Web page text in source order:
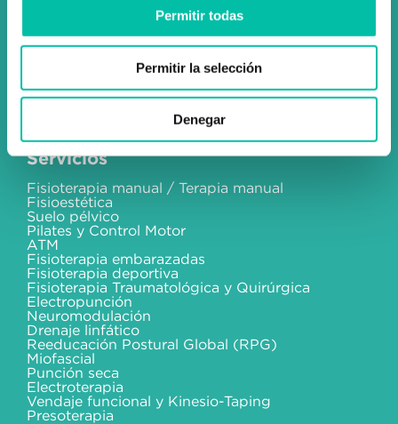
Permitir todas
Permitir la selección
Denegar
Instagram
Facebook
Servicios
Fisioterapia manual / Terapia manual
Fisioestética
Suelo pélvico
Pilates y Control Motor
ATM
Fisioterapia embarazadas
Fisioterapia deportiva
Fisioterapia Traumatológica y Quirúrgica
Electropunción
Neuromodulación
Drenaje linfático
Reeducación Postural Global (RPG)
Miofascial
Punción seca
Electroterapia
Vendaje funcional y Kinesio-Taping
Presoterapia